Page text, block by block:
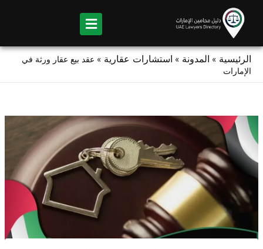
content
الرئيسية » المدونة » استشارات عقارية » عقد بيع عقار ورثة في
الإمارات